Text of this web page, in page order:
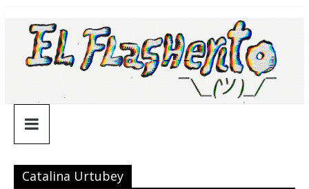
contenido
¯\_(ツ)_/
¯
Catalina Urtubey